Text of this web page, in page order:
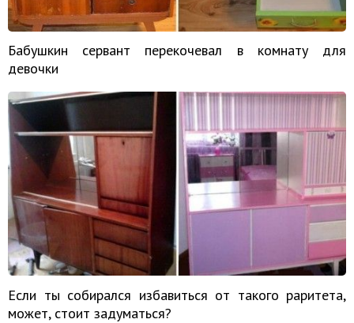
Бабушкин сервант перекочевал в комнату для
девочки
Если ты собирался избавиться от такого раритета,
может, стоит задуматься?